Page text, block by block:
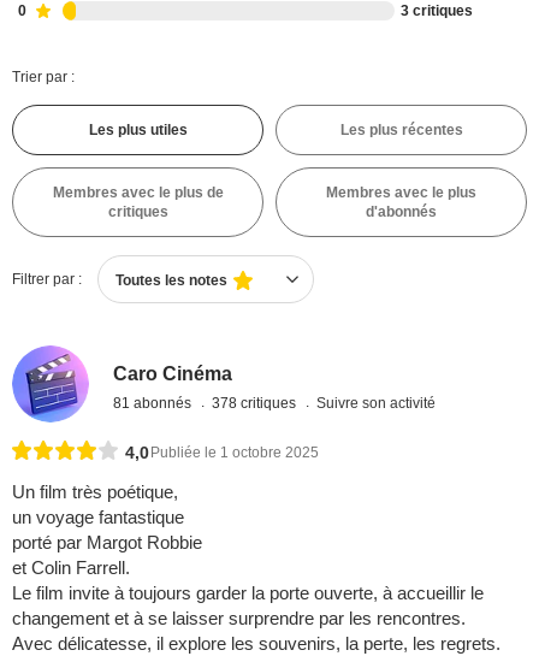
0 3 critiques
Trier par :
Les plus utiles Les plus récentes
Membres avec le plus de
critiques
Membres avec le plus
d'abonnés
Filtrer par : Toutes les notes
Caro Cinéma
81 abonnés 378 critiques Suivre son activité
4,0 Publiée le 1 octobre 2025
Un film très poétique,
un voyage fantastique
porté par Margot Robbie
et Colin Farrell.
Le film invite à toujours garder la porte ouverte, à accueillir le
changement et à se laisser surprendre par les rencontres.
Avec délicatesse, il explore les souvenirs, la perte, les regrets.